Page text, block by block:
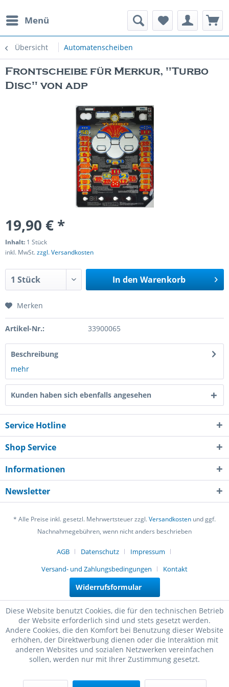
Menü
Übersicht Automatenscheiben
Spielautomaten
Frontscheibe für Merkur, "Turbo
Disc" von adp
19,90 € *
Inhalt: 1 Stück
inkl. MwSt.zzgl. Versandkosten
In den Warenkorb
Merken
Artikel-Nr.: 33900065
Beschreibung
mehr
Kunden haben sich ebenfalls angesehen
Service Hotline
Shop Service
Informationen
Newsletter
* Alle Preise inkl. gesetzl. Mehrwertsteuer zzgl.Versandkosten und ggf.
Nachnahmegebühren, wenn nicht anders beschrieben
AGB Datenschutz
Impressum
Versand- und Zahlungsbedingungen
Kontakt
Widerrufsformular
Diese Website benutzt Cookies, die für den technischen Betrieb
der Website erforderlich sind und stets gesetzt werden.
Andere Cookies, die den Komfort bei Benutzung dieser Website
erhöhen, der Direktwerbung dienen oder die Interaktion mit
anderen Websites und sozialen Netzwerken vereinfachen
sollen, werden nur mit Ihrer Zustimmung gesetzt.